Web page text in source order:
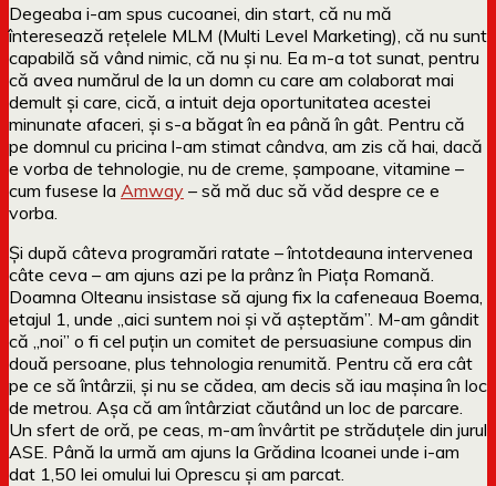
Degeaba i-am spus cucoanei, din start, că nu mă
înteresează rețelele MLM (Multi Level Marketing), că nu sunt
capabilă să vând nimic, că nu și nu. Ea m-a tot sunat, pentru
că avea numărul de la un domn cu care am colaborat mai
demult și care, cică, a intuit deja oportunitatea acestei
minunate afaceri, și s-a băgat în ea până în gât. Pentru că
pe domnul cu pricina l-am stimat cândva, am zis că hai, dacă
e vorba de tehnologie, nu de creme, șampoane, vitamine –
cum fusese la Amway – să mă duc să văd despre ce e
vorba.
Și după câteva programări ratate – întotdeauna intervenea
câte ceva – am ajuns azi pe la prânz în Piața Romană.
Doamna Olteanu insistase să ajung fix la cafeneaua Boema,
etajul 1, unde „aici suntem noi și vă așteptăm”. M-am gândit
că „noi” o fi cel puțin un comitet de persuasiune compus din
două persoane, plus tehnologia renumită. Pentru că era cât
pe ce să întârzii, și nu se cădea, am decis să iau mașina în loc
de metrou. Așa că am întârziat căutând un loc de parcare.
Un sfert de oră, pe ceas, m-am învârtit pe străduțele din jurul
ASE. Până la urmă am ajuns la Grădina Icoanei unde i-am
dat 1,50 lei omului lui Oprescu și am parcat.